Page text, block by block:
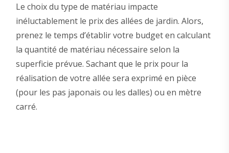
Le choix du type de matériau impacte
inéluctablement le prix des allées de jardin. Alors,
prenez le temps d’établir votre budget en calculant
la quantité de matériau nécessaire selon la
superficie prévue. Sachant que le prix pour la
réalisation de votre allée sera exprimé en pièce
(pour les pas japonais ou les dalles) ou en mètre
carré.